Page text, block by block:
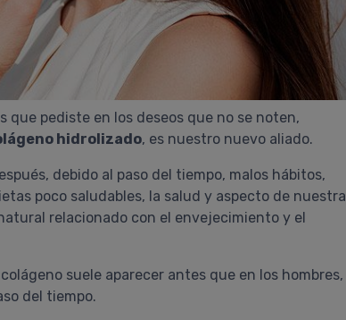
que pediste en los deseos que no se noten,
hidrolizado, es nuestro nuevo aliado.
debido al paso del tiempo, malos hábitos,
poco saludables, la salud y aspecto de nuestra
relacionado con el envejecimiento y el
suele aparecer antes que en los hombres,
del tiempo.